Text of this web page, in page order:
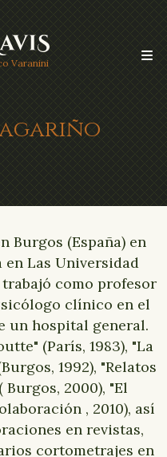
Varanini
Burgos (España) en
en Las Universidad
como profesor
clínico en el
un hospital general.
(París, 1983), "La
1992), "Relatos
2000), "El
, 2010), así
en revistas,
cortometrajes en